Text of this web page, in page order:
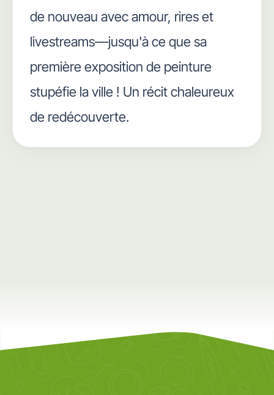
de nouveau avec amour, rires et
livestreams—jusqu'à ce que sa
première exposition de peinture
stupéfie la ville ! Un récit chaleureux
de redécouverte.